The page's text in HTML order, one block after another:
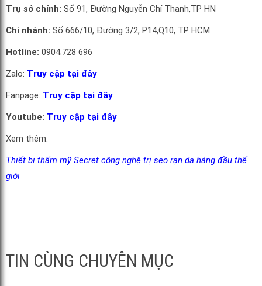
Trụ sở chính: Số 91, Đường Nguyễn Chí Thanh,TP HN
Chi nhánh: Số 666/10, Đường 3/2, P14,Q10, TP HCM
Hotline: 0904.728 696
Zalo: Truy cập tại đây
Fanpage: Truy cập tại đây
Youtube: Truy cập tại đây
Xem thêm:
Thiết bị thẩm mỹ Secret công nghệ trị sẹo rạn da hàng đầu thế
giới
TIN CÙNG CHUYÊN MỤC